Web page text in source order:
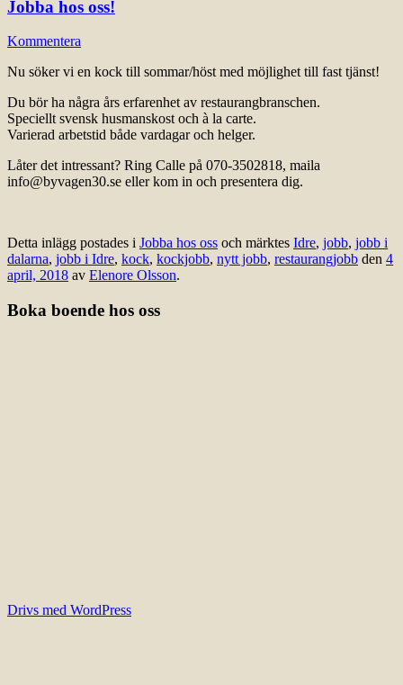
Jobba hos oss!
Kommentera
Nu söker vi en kock till sommar/höst med möjlighet till fast tjänst!
Du bör ha några års erfarenhet av restaurangbranschen.
Speciellt svensk husmanskost och à la carte.
Varierad arbetstid både vardagar och helger.
Låter det intressant? Ring Calle på 070-3502818, maila
info@byvagen30.se eller kom in och presentera dig.
Detta inlägg postades i Jobba hos oss och märktes Idre, jobb, jobb i
dalarna, jobb i Idre, kock, kockjobb, nytt jobb, restaurangjobb den 4
april, 2018 av Elenore Olsson.
Boka boende hos oss
Drivs med WordPress